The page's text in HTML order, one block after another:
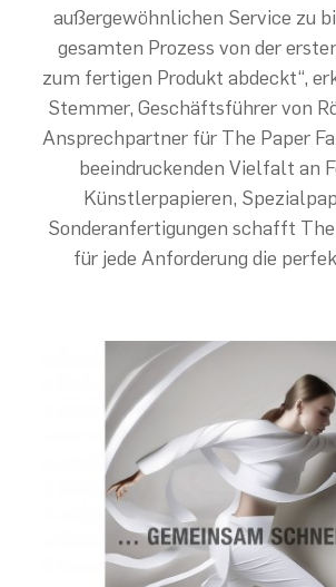
außergewöhnlichen Service zu
gesamten Prozess von der
zum fertigen Produkt abdeckt“,
Stemmer, Geschäftsführer von
Ansprechpartner für The Paper
beeindruckenden Vielfalt an
Künstlerpapieren,
Sonderanfertigungen schafft
für jede Anforderung die